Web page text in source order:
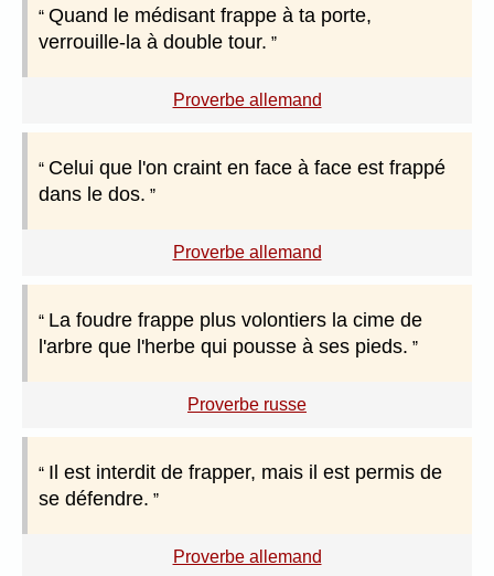
Quand le médisant frappe à ta porte,
verrouille-la à double tour.
Proverbe allemand
Celui que l'on craint en face à face est frappé
dans le dos.
Proverbe allemand
La foudre frappe plus volontiers la cime de
l'arbre que l'herbe qui pousse à ses pieds.
Proverbe russe
Il est interdit de frapper, mais il est permis de
se défendre.
Proverbe allemand